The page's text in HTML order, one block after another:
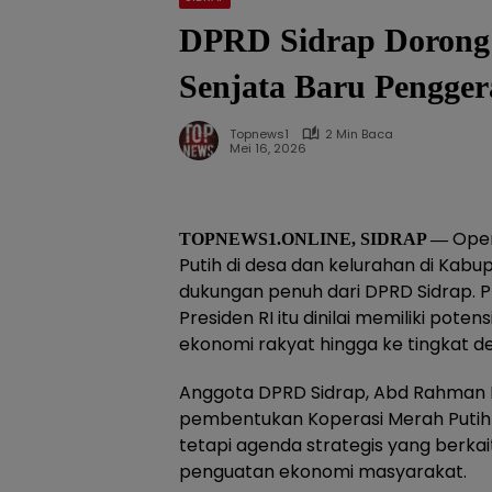
DPRD Sidrap
Senjata Baru
Topnews1
2 Min Baca
Mei 16, 2026
TOPNEWS1.ONLINE, SIDRAP —
Putih di desa dan kelurahan di
dukungan penuh dari DPRD Sidrap.
Presiden RI itu dinilai memiliki
ekonomi rakyat hingga ke tingkat
Anggota DPRD Sidrap, Abd
pembentukan Koperasi Merah
tetapi agenda strategis yang
penguatan ekonomi masyarakat.